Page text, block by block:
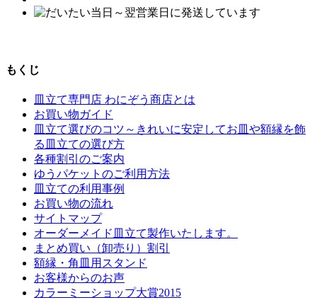
もくじ
皿立て専門店 わにぞう商店とは
お買い物ガイド
皿立て選びのコツ～きれいに安定してお皿や額縁を飾
る皿立ての選び方
各種割引のご案内
ゆうパケットのご利用方法
皿立ての利用事例
お買い物の流れ
サイトマップ
オーダーメイド皿立て製作いたします。
まとめ買い（卸売り）割引
額縁・角皿用スタンド
お客様からのお声
カラーミーショップ大賞2015